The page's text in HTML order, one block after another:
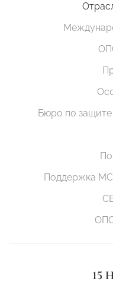
Бюро по
Поддержка
15